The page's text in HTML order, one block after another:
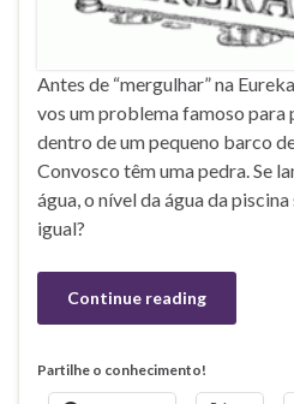
Antes de “mergulhar” na
vos um problema famoso para
dentro de um pequeno barco
Convosco têm uma pedra. Se
água, o nível da água da
igual?
Continue reading
Partilhe o conhecimento!